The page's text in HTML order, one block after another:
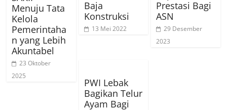
Menuju Tata
Kelola
Pemerintaha
n yang Lebih
Akuntabel
23 Oktober
2025
Baja
Konstruksi
13 Mei 2022
Prestasi Bagi
ASN
29 Desember
2023
PWI Lebak
Bagikan Telur
Ayam Bagi